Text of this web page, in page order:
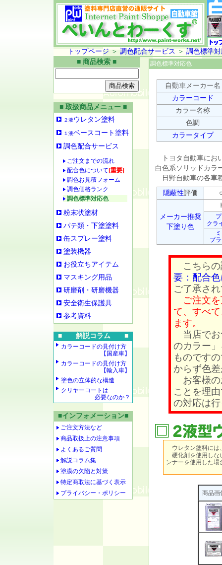
トップページ ＞ 調色配合サービス ＞ 調色標準
■ 商品検索 ■
■ 取扱商品メニュー ■
２液ウレタン塗料
１液ベースコート塗料
調色配合サービス
ご注文までの流れ
配合色について [重要]
調色お見積フォーム
調色価格ランク
調色標準対応色
粉末状塗材
パテ類・下塗塗料
缶スプレー塗料
塗装機器
お役立ちアイテム
マスキング用品
研磨剤・研磨機器
安全衛生保護具
参考資料
■ 解説コラム ■
カラーコードの見付け方
【国産車】
カラーコードの見付け方
【輸入車】
塗色の立体的な構造
クリヤーコートは
必要なのか？
■インフォメーション■
ご注文方法など
商品取扱上の注意事項
よくあるご質問
解説コラム集
塗膜の欠陥と対策
特定商取法に基づく表示
プライバシー・ポリシー
調色標準対応色
自動車メーカー名
カラーコード
カラー名称
色調
カラータイプ
トヨタ自動車にお
白色系ソリッドカラ
日野自動車の各車
隠蔽性評価 ○
メーカー推奨
下塗り色
Ｈ
クラ
プ
こちらの
要：配合
ご了承さ
ご注文
て、すべ
ます。
当店でお
のカラー
ものです
からず色
お客様の
ことを理
の対応は
ウレタン塗料には
硬化剤を使用しな
ンナーを使用した
商品画